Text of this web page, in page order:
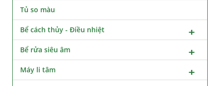
Tủ so màu
Bể cách thủy - Điều nhiệt
Bể rửa siêu âm
Máy li tâm